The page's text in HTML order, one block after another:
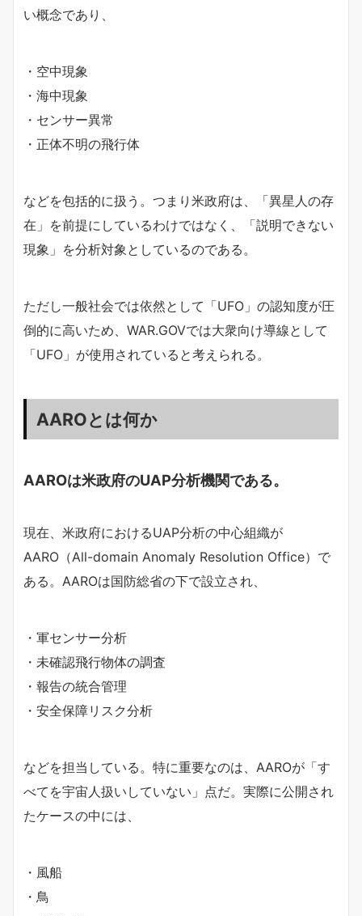
い概念であり、
・空中現象
・海中現象
・センサー異常
・正体不明の飛行体
などを包括的に扱う。つまり米政府は、「異星人の存
在」を前提にしているわけではなく、「説明できない
現象」を分析対象としているのである。
ただし一般社会では依然として「UFO」の認知度が圧
倒的に高いため、WAR.GOVでは大衆向け導線として
「UFO」が使用されていると考えられる。
AAROとは何か
AAROは米政府のUAP分析機関である。
現在、米政府におけるUAP分析の中心組織が
AARO（All-domain Anomaly Resolution Office）で
ある。AAROは国防総省の下で設立され、
・軍センサー分析
・未確認飛行物体の調査
・報告の統合管理
・安全保障リスク分析
などを担当している。特に重要なのは、AAROが「す
べてを宇宙人扱いしていない」点だ。実際に公開され
たケースの中には、
・風船
・鳥